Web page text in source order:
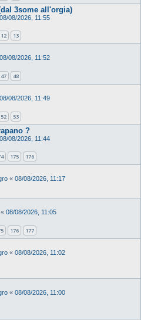
3some all'orgia)
08/08/2026, 11:55
12 13
08/08/2026, 11:52
47 48
08/08/2026, 11:49
52 53
?
08/08/2026, 11:44
175 176
« 08/08/2026, 11:17
« 08/08/2026, 11:05
176 177
« 08/08/2026, 11:02
« 08/08/2026, 11:00